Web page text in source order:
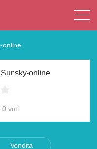
online
online
0 voti
Vendita